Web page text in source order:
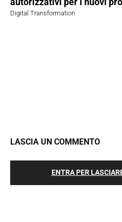
Digital Transformation
LASCIA UN COMMENTO
ENTRA PER